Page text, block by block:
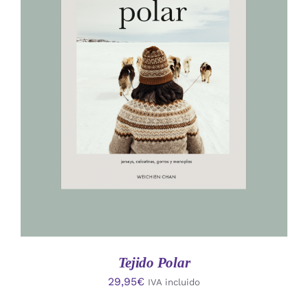
AÑADIR AL CARRITO
/
Tejido Polar
29,95€ IVA incluido